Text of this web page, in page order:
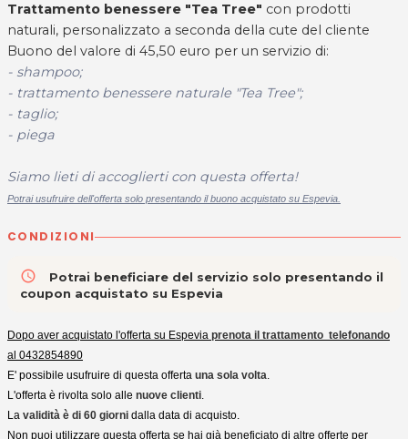
Trattamento benessere "Tea Tree" con prodotti
naturali, personalizzato a seconda della cute del cliente
Buono del valore di 45,50 euro per un servizio di:
- shampoo;
- trattamento benessere naturale "Tea Tree";
- taglio;
- piega
Siamo lieti di accoglierti con questa offerta!
Potrai usufruire dell'offerta solo presentando il buono acquistato su Espevia.
CONDIZIONI
access_time
Potrai beneficiare del servizio solo presentando il
coupon acquistato su Espevia
Dopo aver acquistato l'offerta su Espevia prenota il trattamento telefonando
al 0432854890
E' possibile usufruire di questa offerta una sola volta.
L'offerta è rivolta solo alle nuove clienti.
La validità è di 60 giorni dalla data di acquisto.
Non puoi utilizzare questa offerta se hai già beneficiato di altre offerte per